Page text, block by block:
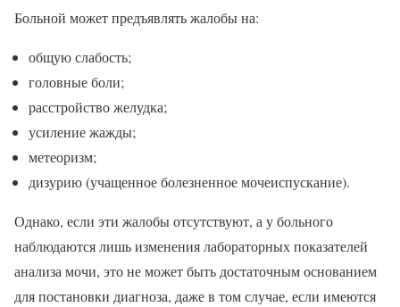
Больной может предъявлять жалобы на:
общую слабость;
головные боли;
расстройство желудка;
усиление жажды;
метеоризм;
дизурию (учащенное болезненное мочеиспускание).
Однако, если эти жалобы отсутствуют, а у больного
наблюдаются лишь изменения лабораторных показателей
анализа мочи, это не может быть достаточным основанием
для постановки диагноза, даже в том случае, если имеются